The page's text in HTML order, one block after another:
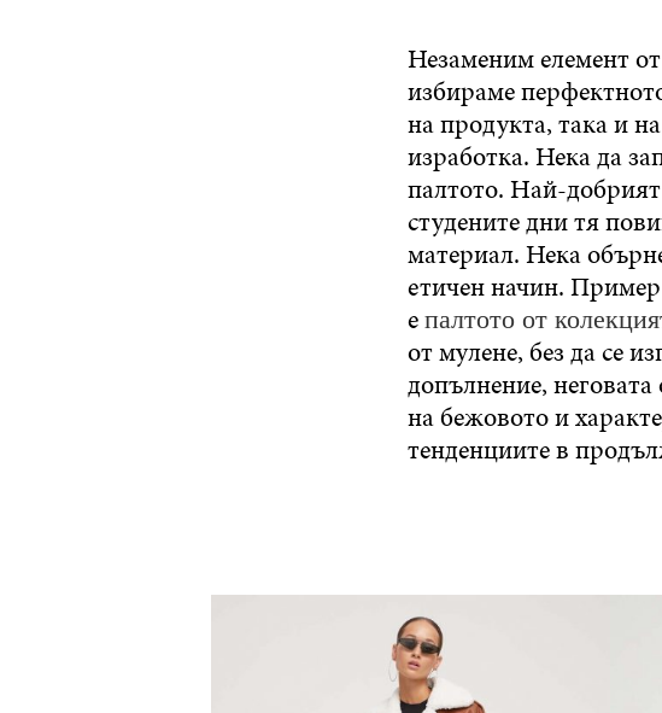
Незаменим елемент
избираме
на продукта, така и
изработка. Нека да
палтото. Най-
студените дни тя
материал. Нека
етичен начин.
е палтото от
от мулене, без да се
допълнение,
на бежовото и
тенденциите в